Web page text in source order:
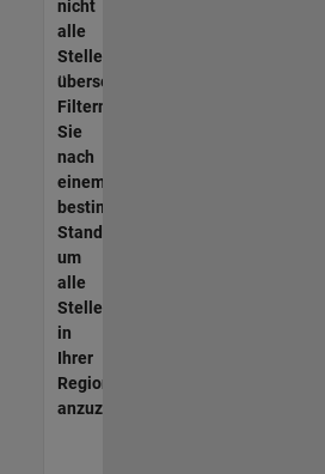
nicht
alle
Stellen
übersetzt.
Filtern
Sie
nach
einem
bestimmten
Standort,
um
alle
Stellenangebote
in
Ihrer
Region
anzuzeigen.